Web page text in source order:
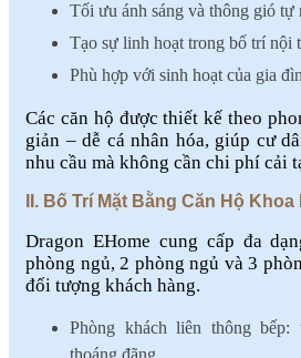
Tối ưu ánh sáng và thông gió tự
Tạo sự linh hoạt trong bố trí nội
Phù hợp với sinh hoạt của gia
Các căn hộ được thiết kế theo
giản – dễ cá nhân hóa, giúp cư
nhu cầu mà không cần chi phí cải
II. Bố Trí Mặt Bằng Căn Hộ
Dragon EHome cung cấp đa
phòng ngủ, 2 phòng ngủ và 3
đối tượng khách hàng.
Phòng khách liên thông